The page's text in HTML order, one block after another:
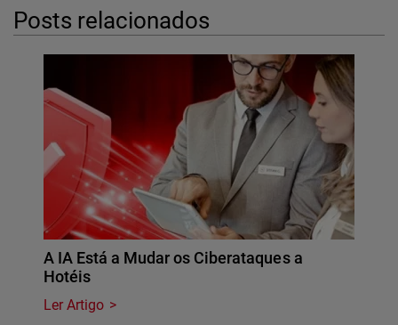
Posts relacionados
A IA Está a Mudar os Ciberataques a
Hotéis
Ler Artigo